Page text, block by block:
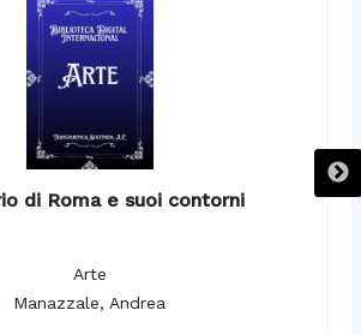
di Roma e suoi contorni
Arte
Manazzale, Andrea